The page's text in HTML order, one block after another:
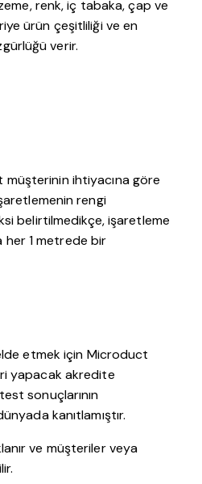
renk, iç tabaka, çap ve
ürün çeşitliliği ve en
verir.
ihtiyacına göre
rengi
belirtilmedikçe, işaretleme
her 1 metrede bir
etmek için Microduct
yapacak akredite
sonuçlarının
kanıtlamıştır.
ve müşteriler veya